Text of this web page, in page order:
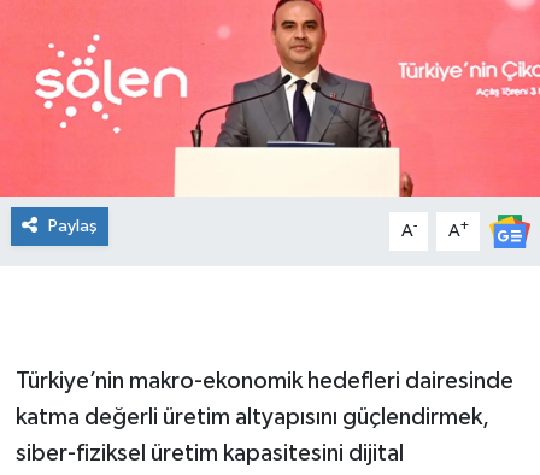
Paylaş A- A+
Türkiye’nin makro-ekonomik hedefleri dairesinde
katma değerli üretim altyapısını güçlendirmek,
siber-fiziksel üretim kapasitesini dijital